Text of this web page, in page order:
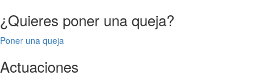
¿Quieres poner una queja?
Poner una queja
Actuaciones